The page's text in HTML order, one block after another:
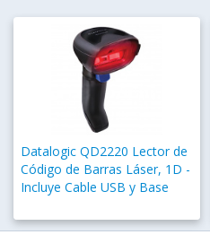
Datalogic QD2220 Lector de
Código de Barras Láser, 1D -
Incluye Cable USB y Base